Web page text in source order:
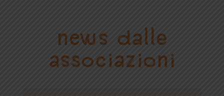
News dalle
Associazioni